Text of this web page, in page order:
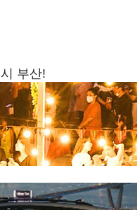
부산!